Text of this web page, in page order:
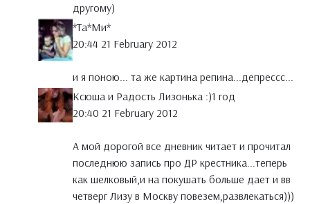
другому)
*Тa*Ми*
20:44 21 February 2012
и я поною... та же картина репина...депрессс...
Ксюша и Радость Лизонька :)1 год
20:40 21 February 2012
А мой дорогой все дневник читает и прочитал
последнюю запись про ДР крестника...теперь
как шелковый,и на покушать больше дает и вв
четверг Лизу в Москву повезем,развлекаться)))